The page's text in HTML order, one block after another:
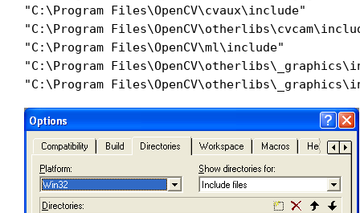
"C:\Program Files\OpenCV\cvaux\include"
"C:\Program
"C:\Program Files\OpenCV\ml\include"
"C:\Program
"C:\Program